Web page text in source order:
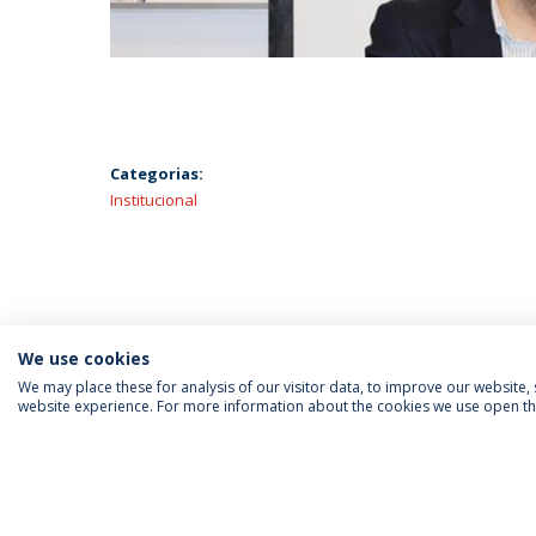
Categorias:
Institucional
We use cookies
We may place these for analysis of our visitor data, to improve our
website experience. For more information about the cookies we use open